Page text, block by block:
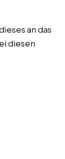
an das
diesen